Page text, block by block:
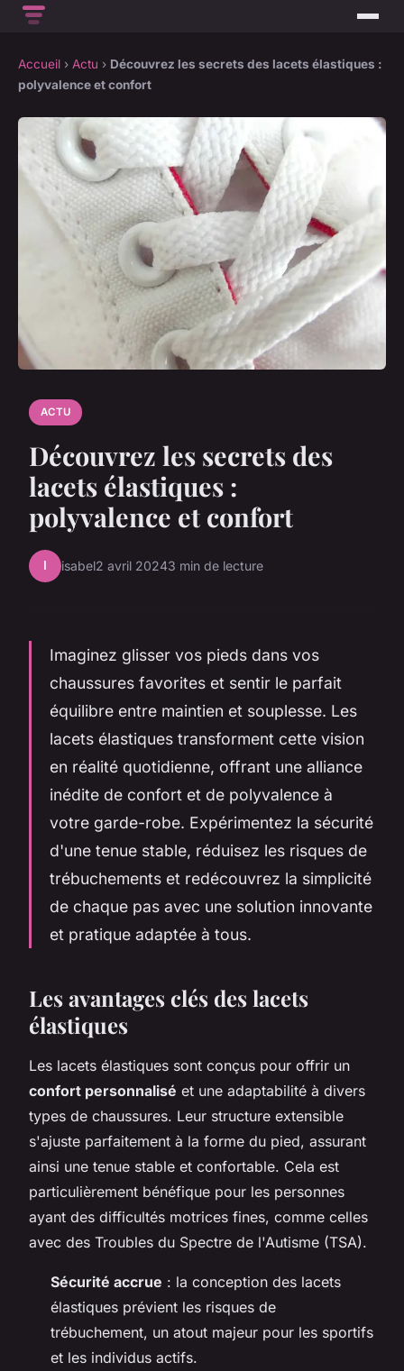
Accueil › Actu › Découvrez les secrets des lacets élastiques :
polyvalence et confort
ACTU
Découvrez les secrets des
lacets élastiques :
polyvalence et confort
I isabel2 avril 20243 min de lecture
Imaginez glisser vos pieds dans vos
chaussures favorites et sentir le parfait
équilibre entre maintien et souplesse. Les
lacets élastiques transforment cette vision
en réalité quotidienne, offrant une alliance
inédite de confort et de polyvalence à
votre garde-robe. Expérimentez la sécurité
d'une tenue stable, réduisez les risques de
trébuchements et redécouvrez la simplicité
de chaque pas avec une solution innovante
et pratique adaptée à tous.
Les avantages clés des lacets
élastiques
Les lacets élastiques sont conçus pour offrir un
confort personnalisé et une adaptabilité à divers
types de chaussures. Leur structure extensible
s'ajuste parfaitement à la forme du pied, assurant
ainsi une tenue stable et confortable. Cela est
particulièrement bénéfique pour les personnes
ayant des difficultés motrices fines, comme celles
avec des Troubles du Spectre de l'Autisme (TSA).
Sécurité accrue : la conception des lacets
élastiques prévient les risques de
trébuchement, un atout majeur pour les sportifs
et les individus actifs.